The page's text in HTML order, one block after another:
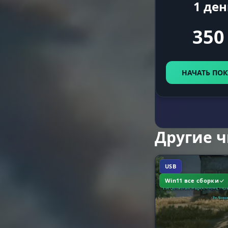
Player ESP
Enable
1
350
НАЧАТЬ
Другие
USB
Win11 все сборки